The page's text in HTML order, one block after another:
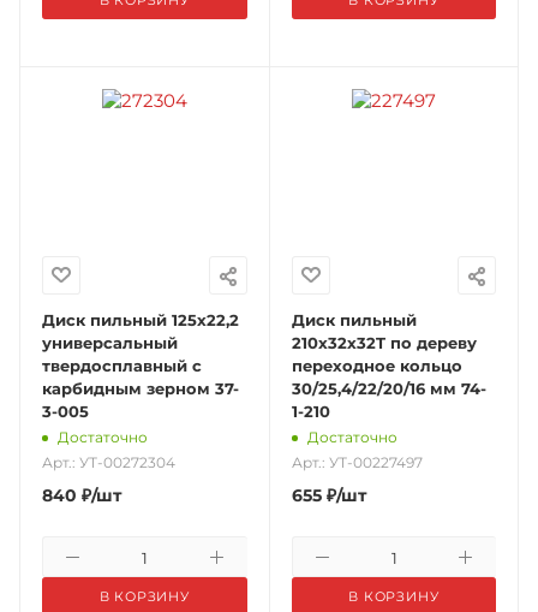
Диск пильный 125х22,2
универсальный
твердосплавный с
карбидным зерном 37-
3-005
Достаточно
Арт.: УТ-00272304
840 ₽/шт
В КОРЗИНУ
Диск пильный
210x32х32T по дереву
переходное кольцо
30/25,4/22/20/16 мм 74-
1-210
Достаточно
Арт.: УТ-00227497
655₽/шт
В КОРЗИНУ